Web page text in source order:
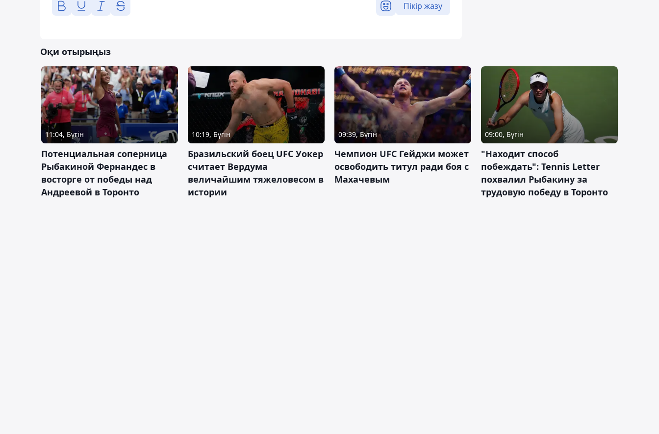
Пікір жазу
Оқи отырыңыз
11:04, Бүгін
Потенциальная соперница
Рыбакиной Фернандес в
восторге от победы над
Андреевой в Торонто
10:19, Бүгін
Бразильский боец UFC Уокер
считает Вердума
величайшим тяжеловесом в
истории
09:39, Бүгін
Чемпион UFC Гейджи может
освободить титул ради боя с
Махачевым
09:00, Бүгін
"Находит способ
побеждать": Tennis Letter
похвалил Рыбакину за
трудовую победу в Торонто